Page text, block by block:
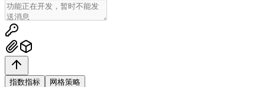
指数指标 网格策略